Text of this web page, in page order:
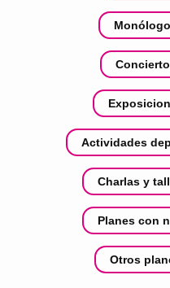
Actividades
Charlas y
Planes con
Otros